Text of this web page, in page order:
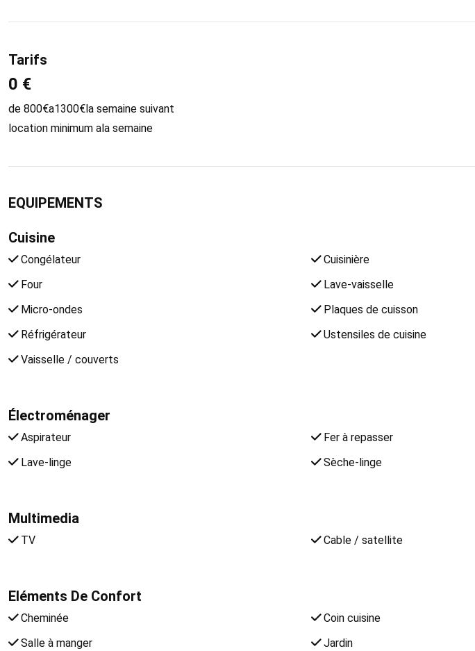
Tarifs
0 €
de 800€a1300€la semaine suivant
location minimum ala semaine
EQUIPEMENTS
Cuisine
Congélateur
Cuisinière
Four
Lave-vaisselle
Micro-ondes
Plaques de cuisson
Réfrigérateur
Ustensiles de cuisine
Vaisselle / couverts
Électroménager
Aspirateur
Fer à repasser
Lave-linge
Sèche-linge
Multimedia
TV Cable / satellite
Eléments De Confort
Cheminée
Coin cuisine
Salle à manger
Jardin